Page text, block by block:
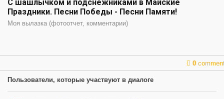
С шашлычком и подснежниками в Майские
Праздники. Песни Победы - Песни Памяти!
Моя вылазка (фотоотчет, комментарии)
0
Пользователи, которые участвуют в диалоге